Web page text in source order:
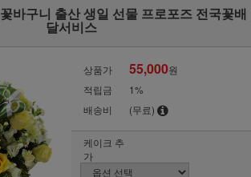
바구니 출산 생일 선물 프로포즈 전국꽃배
달서비스
상품가 55,000원
적립금
1%
배송비
(무료)
케이크 추
가